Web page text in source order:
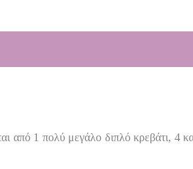
από 1 πολύ μεγάλο διπλό κρεβάτι, 4